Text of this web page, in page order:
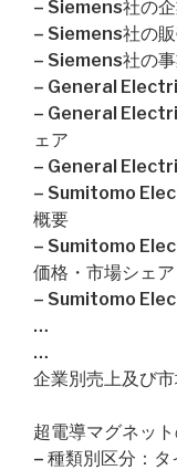
– Siemens社の
– Siemens社の
– Siemens社の
– General
– General
ェア
– General
– Sumitomo
概要
– Sumitomo
価格・市場シェア
– Sumitomo
…
…
企業別売上及び
超電導マグネッ
– 種類別区分：